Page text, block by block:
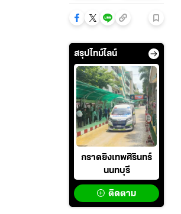
สรุปไทม์ไลน์
กราดยิงเทพศิรินทร์
นนทบุรี
ติดตาม